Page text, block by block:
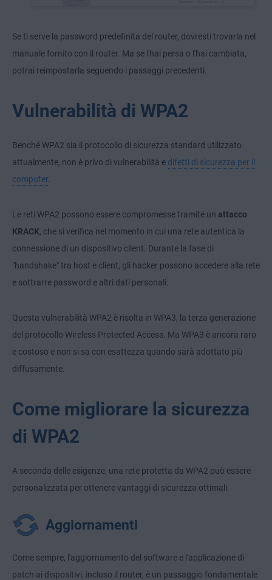
Se ti serve la password predefinita del router, dovresti trovarla nel
manuale fornito con il router. Ma se l'hai persa o l'hai cambiata,
potrai reimpostarla seguendo i passaggi precedenti.
Vulnerabilità di WPA2
Benché WPA2 sia il protocollo di sicurezza standard utilizzato
attualmente, non è privo di vulnerabilità e difetti di sicurezza per il
computer
Le reti WPA2 possono essere compromesse tramite un attacco
KRACK , che si verifica nel momento in cui una rete autentica la
connessione di un dispositivo client. Durante la fase di
"handshake" tra host e client, gli hacker possono accedere alla rete
e sottrarre password e altri dati personali.
Questa vulnerabilità WPA2 è risolta in WPA3, la terza generazione
del protocollo Wireless Protected Access. Ma WPA3 è ancora raro
e costoso e non si sa con esattezza quando sarà adottato più
diffusamente.
Come migliorare la sicurezza
di WPA2
A seconda delle esigenze, una rete protetta da WPA2 può essere
personalizzata per ottenere vantaggi di sicurezza ottimali.
Aggiornamenti
Come sempre, l'aggiornamento del software e l'applicazione di
patch ai dispositivi, incluso il router, è un passaggio fondamentale